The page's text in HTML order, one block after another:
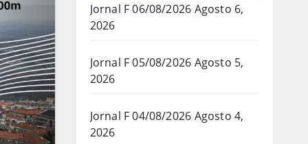
Jornal F 06/08/2026 Agosto 6,
2026
Jornal F 05/08/2026 Agosto 5,
2026
Jornal F 04/08/2026 Agosto 4,
2026